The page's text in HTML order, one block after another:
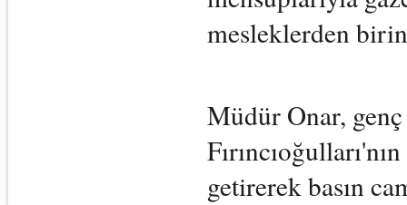
mesleklerden
Müdür Onar, genç
getirerek basın